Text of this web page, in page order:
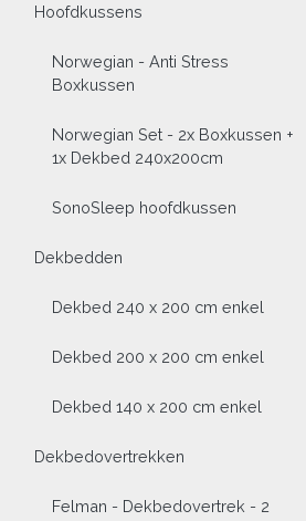
Hoofdkussens
Norwegian - Anti Stress
Boxkussen
Norwegian Set - 2x Boxkussen +
1x Dekbed 240x200cm
SonoSleep hoofdkussen
Dekbedden
Dekbed 240 x 200 cm enkel
Dekbed 200 x 200 cm enkel
Dekbed 140 x 200 cm enkel
Dekbedovertrekken
Felman - Dekbedovertrek - 2